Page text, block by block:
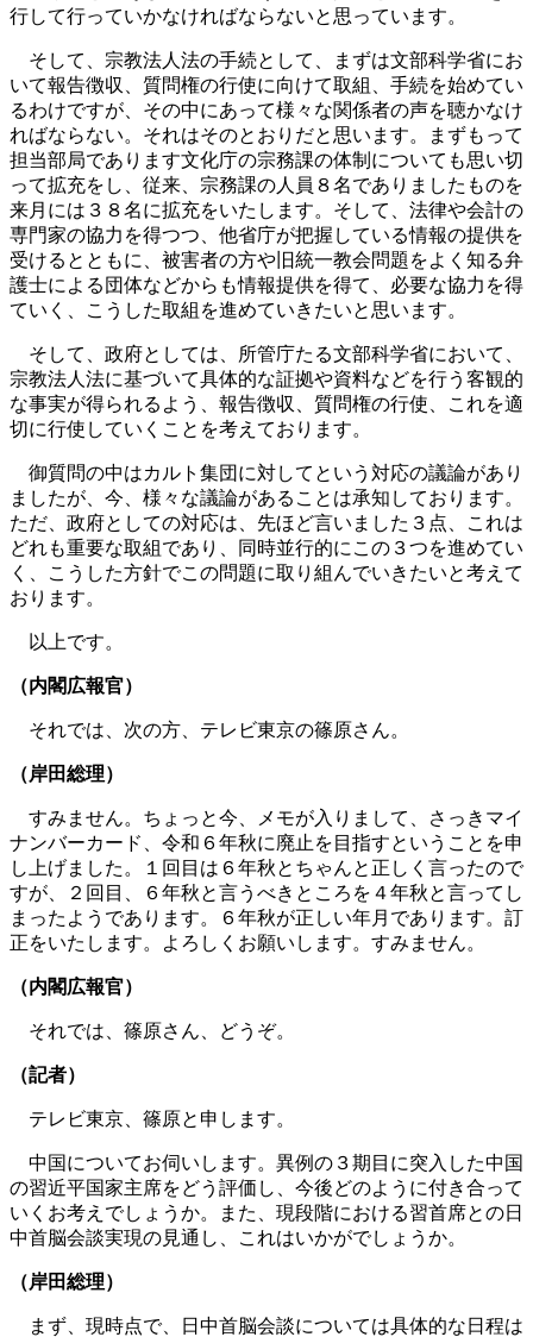
行して行っていかなければならないと思っています。
そして、宗教法人法の手続として、まずは文部科学省にお
いて報告徴収、質問権の行使に向けて取組、手続を始めてい
るわけですが、その中にあって様々な関係者の声を聴かなけ
ればならない。それはそのとおりだと思います。まずもって
担当部局であります文化庁の宗務課の体制についても思い切
って拡充をし、従来、宗務課の人員８名でありましたものを
来月には３８名に拡充をいたします。そして、法律や会計の
専門家の協力を得つつ、他省庁が把握している情報の提供を
受けるとともに、被害者の方や旧統一教会問題をよく知る弁
護士による団体などからも情報提供を得て、必要な協力を得
ていく、こうした取組を進めていきたいと思います。
そして、政府としては、所管庁たる文部科学省において、
宗教法人法に基づいて具体的な証拠や資料などを行う客観的
な事実が得られるよう、報告徴収、質問権の行使、これを適
切に行使していくことを考えております。
御質問の中はカルト集団に対してという対応の議論があり
ましたが、今、様々な議論があることは承知しております。
ただ、政府としての対応は、先ほど言いました３点、これは
どれも重要な取組であり、同時並行的にこの３つを進めてい
く、こうした方針でこの問題に取り組んでいきたいと考えて
おります。
以上です。
（内閣広報官）
それでは、次の方、テレビ東京の篠原さん。
（岸田総理）
すみません。ちょっと今、メモが入りまして、さっきマイ
ナンバーカード、令和６年秋に廃止を目指すということを申
し上げました。１回目は６年秋とちゃんと正しく言ったので
すが、２回目、６年秋と言うべきところを４年秋と言ってし
まったようであります。６年秋が正しい年月であります。訂
正をいたします。よろしくお願いします。すみません。
（内閣広報官）
それでは、篠原さん、どうぞ。
（記者）
テレビ東京、篠原と申します。
中国についてお伺いします。異例の３期目に突入した中国
の習近平国家主席をどう評価し、今後どのように付き合って
いくお考えでしょうか。また、現段階における習首席との日
中首脳会談実現の見通し、これはいかがでしょうか。
（岸田総理）
まず、現時点で、日中首脳会談については具体的な日程は